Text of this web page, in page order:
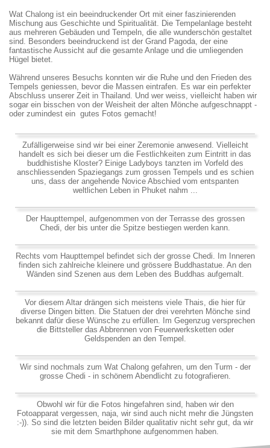
Wat Chalong ist ein beeindruckender Ort mit einer faszinierenden
Mischung aus Geschichte und Spiritualität. Die Tempelanlage besteht
aus mehreren Gebäuden und Tempeln, die alle wunderschön gestaltet
sind. Besonders beeindruckend ist der Grand Pagoda, der eine
fantastische Aussicht auf die gesamte Anlage und die umliegenden
Hügel bietet.
Während unseres Besuchs konnten wir die Ruhe und den Frieden des
Tempels geniessen, bevor die Massen eintrafen. Es war ein perfekter
Abschluss unserer Zeit in Thailand. Und wer weiss, vielleicht haben wir
sogar ein bisschen von der Weisheit der alten Mönche aufgeschnappt -
oder zumindest ein gutes Fotos gemacht!
Zufälligerweise sind wir bei einer Zeremonie anwesend. Vielleicht
handelt es sich bei dieser um die Festlichkeiten zum Eintritt in das
buddhistishe Kloster? Einige Ladyboys tanzten im Vorfeld des
anschliessenden Spaziegangs zum grossen Tempels und es schien
uns, dass der angehende Novice Abschied vom entspanten
weltlichen Leben in Phuket nahm ...
Der Haupttempel, aufgenommen von der Terrasse des grossen
Chedi, der bis unter die Spitze bestiegen werden kann.
Rechts vom Haupttempel befindet sich der grosse Chedi. Im Inneren
finden sich zahlreiche kleinere und grössere Buddhastatue. An den
Wänden sind Szenen aus dem Leben des Buddhas aufgemalt.
Vor diesem Altar drängen sich meistens viele Thais, die hier für
diverse Dingen bitten. Die Statuen der drei verehrten Mönche sind
bekannt dafür diese Wünsche zu erfüllen. Im Gegenzug versprechen
die Bittsteller das Abbrennen von Feuerwerksketten oder
Geldspenden an den Tempel.
Wir sind nochmals zum Wat Chalong gefahren, um den Turm - der
grosse Chedi - in schönem Abendlicht zu fotografieren.
Obwohl wir für die Fotos hingefahren sind, haben wir den
Fotoapparat vergessen, naja, wir sind auch nicht mehr die Jüngsten
:-)). So sind die letzten beiden Bilder qualitativ nicht sehr gut, da wir
sie mit dem Smarthphone aufgenommen haben.